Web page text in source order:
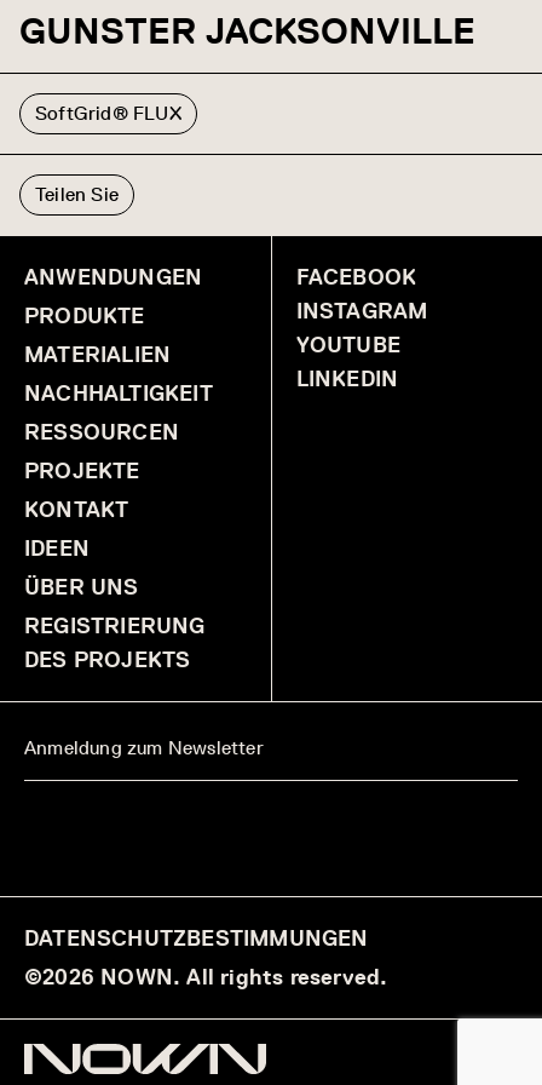
GUNSTER JACKSONVILLE
SoftGrid® FLUX
Teilen Sie
ANWENDUNGEN
PRODUKTE
MATERIALIEN
NACHHALTIGKEIT
RESSOURCEN
PROJEKTE
KONTAKT
IDEEN
ÜBER UNS
REGISTRIERUNG
DES PROJEKTS
FACEBOOK
INSTAGRAM
YOUTUBE
LINKEDIN
DATENSCHUTZBESTIMMUNGEN
©2026 NOWN. All rights reserved.